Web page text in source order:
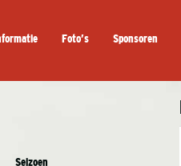
Foto’s Sponsoren
Seizoen